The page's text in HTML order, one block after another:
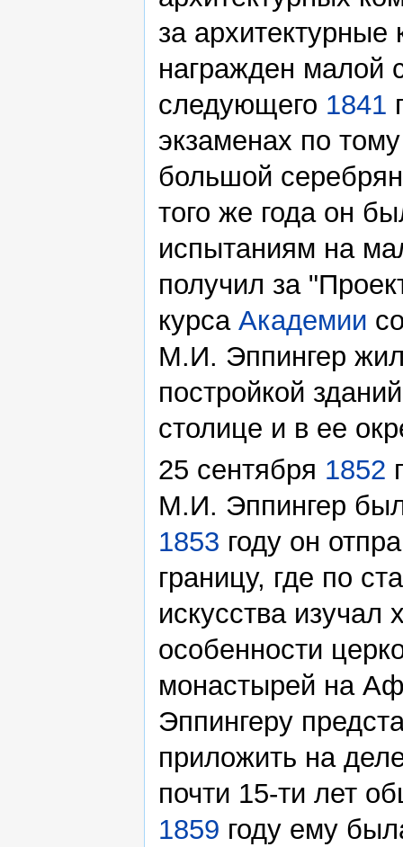
за
награжден малой
следующего 1841
экзаменах по
большой
того же года он
испытаниям на
получил за
курса Академии
М.И. Эппингер
постройкой
столице и в ее
25 сентября 1852
М.И. Эппингер
1853 году он
границу, где по
искусства изучал
особенности
монастырей на
Эппингеру
приложить на
почти 15-ти лет
1859 году ему